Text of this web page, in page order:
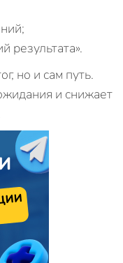
результата».
но и сам путь.
и снижает